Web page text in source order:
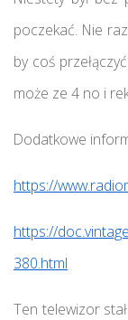
poczekać. Nie
by coś
może ze 4 no i
Dodatkowe
https://
https://
380.html
Ten telewizor